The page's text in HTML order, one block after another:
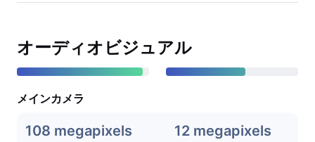
オーディオビジュアル
メインカメラ
108 megapixels 12 megapixels